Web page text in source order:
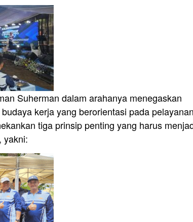
Suherman dalam arahanya menegaskan
kerja yang berorientasi pada
tiga prinsip penting yang harus
yakni: